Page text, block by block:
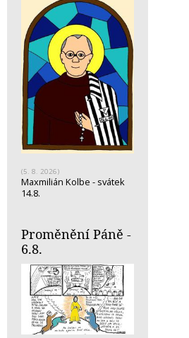
(5. 8. 2026)
Maxmilián Kolbe - svátek
14.8.
Proměnění Páně -
6.8.